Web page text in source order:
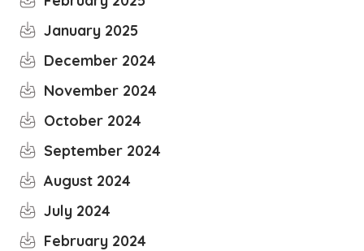
January 2025
December 2024
November 2024
October 2024
September 2024
August 2024
July 2024
February 2024